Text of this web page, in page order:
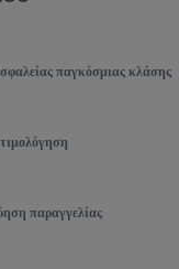
παγκόσμιας κλάσης
παραγγελίας